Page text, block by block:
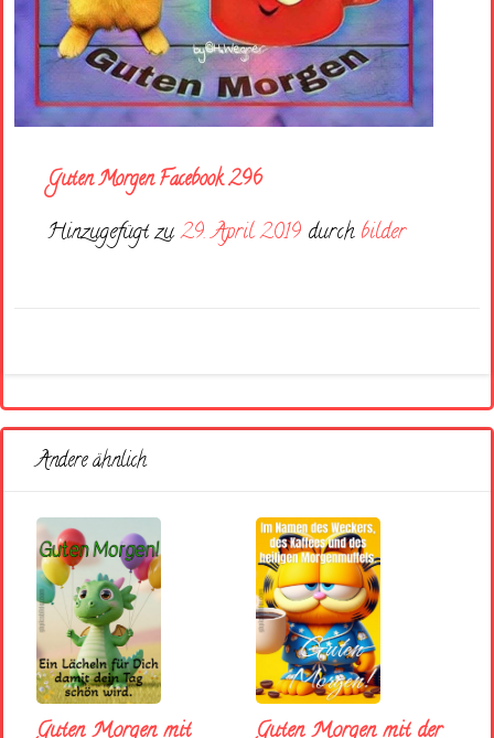
Guten Morgen Facebook 296
Hinzugefügt zu29. April 2019 durch bilder
Andere ähnlich